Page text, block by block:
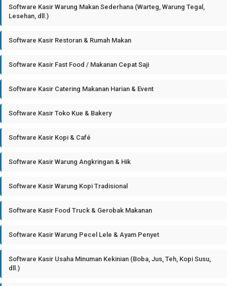
Software Kasir Warung Makan Sederhana (Warteg, Warung Tegal,
Lesehan, dll.)
Software Kasir Restoran & Rumah Makan
Software Kasir Fast Food / Makanan Cepat Saji
Software Kasir Catering Makanan Harian & Event
Software Kasir Toko Kue & Bakery
Software Kasir Kopi & Café
Software Kasir Warung Angkringan & Hik
Software Kasir Warung Kopi Tradisional
Software Kasir Food Truck & Gerobak Makanan
Software Kasir Warung Pecel Lele & Ayam Penyet
Software Kasir Usaha Minuman Kekinian (Boba, Jus, Teh, Kopi Susu,
dll.)